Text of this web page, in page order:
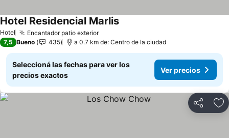
Hotel Encantador patio exterior
Hotel Residencial Marlis
7,5 Bueno 435 a 0.7 km de: Centro de la ciudad
Seleccioná las fechas para ver los
precios exactos
Ver precios
Compartir